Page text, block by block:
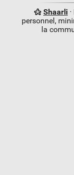
Shaarli·
personnel,
la